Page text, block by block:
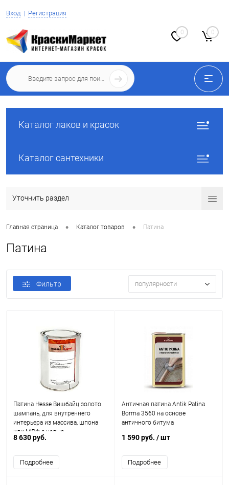
Вход Регистрация
0 0
Каталог лаков и красок
Каталог сантехники
Уточнить раздел
Главная страница • Каталог товаров • Патина
Патина
Фильтр популярности
Патина Hesse Вишбайц золото
шампань, для внутреннего
интерьера из массива, шпона
или МДФ с целью
8 630 руб.
Подробнее
Античная патина Antik Patina
Borma 3560 на основе
античного битума
1 590 руб. / шт
Подробнее